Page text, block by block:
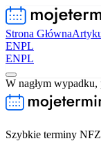
Strona Główna
ENPL
ENPL
W nagłym wypadku,
Szybkie terminy